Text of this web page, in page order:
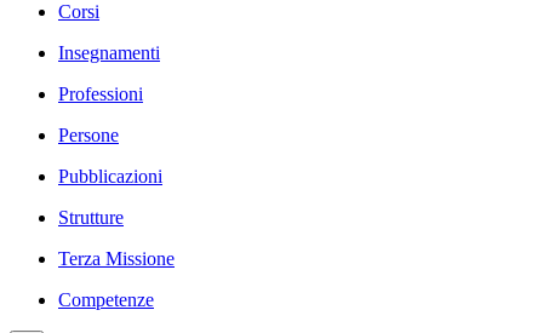
Corsi
Insegnamenti
Professioni
Persone
Pubblicazioni
Strutture
Terza Missione
Competenze